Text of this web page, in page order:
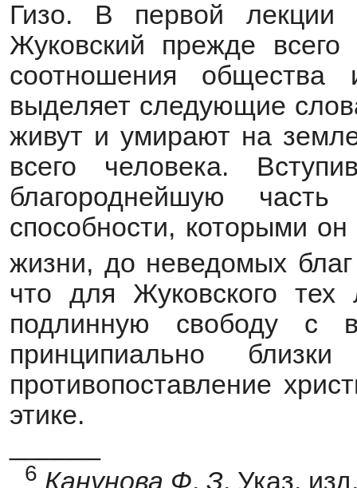
Гизо. В первой лекции
Жуковский прежде всего
соотношения
выделяет следующие
живут и умирают на
всего человека.
благороднейшую
способности, которыми
жизни, до неведомых
что для Жуковского тех
подлинную свободу с
принципиально
противопоставление
этике.
6 Канунова Ф. З. Указ.